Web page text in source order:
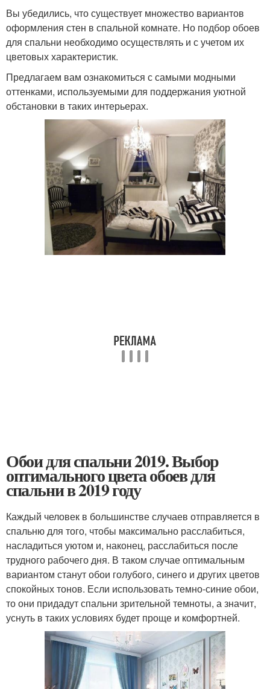
Вы убедились, что существует множество вариантов
оформления стен в спальной комнате. Но подбор обоев
для спальни необходимо осуществлять и с учетом их
цветовых характеристик.
Предлагаем вам ознакомиться с самыми модными
оттенками, используемыми для поддержания уютной
обстановки в таких интерьерах.
Обои для спальни 2019. Выбор
оптимального цвета обоев для
спальни в 2019 году
Каждый человек в большинстве случаев отправляется в
спальню для того, чтобы максимально расслабиться,
насладиться уютом и, наконец, расслабиться после
трудного рабочего дня. В таком случае оптимальным
вариантом станут обои голубого, синего и других цветов
спокойных тонов. Если использовать темно-синие обои,
то они придадут спальни зрительной темноты, а значит,
уснуть в таких условиях будет проще и комфортней.